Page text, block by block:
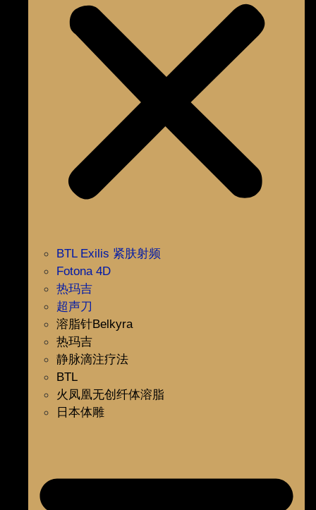
BTL Exilis 紧肤射频
Fotona 4D
热玛吉
超声刀
溶脂针Belkyra
热玛吉
静脉滴注疗法
BTL
火凤凰无创纤体溶脂
日本体雕